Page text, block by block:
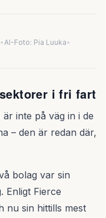
•AI-Foto: Pia Luuka•
i fri fart
inte på väg in i de
– den är redan där,
bolag var sin
Enligt Fierce
nu sin hittills mest